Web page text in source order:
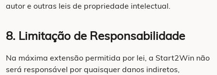
autor e outras leis de propriedade intelectual.
8. Limitação de Responsabilidade
Na máxima extensão permitida por lei, a Start2Win não
será responsável por quaisquer danos indiretos,